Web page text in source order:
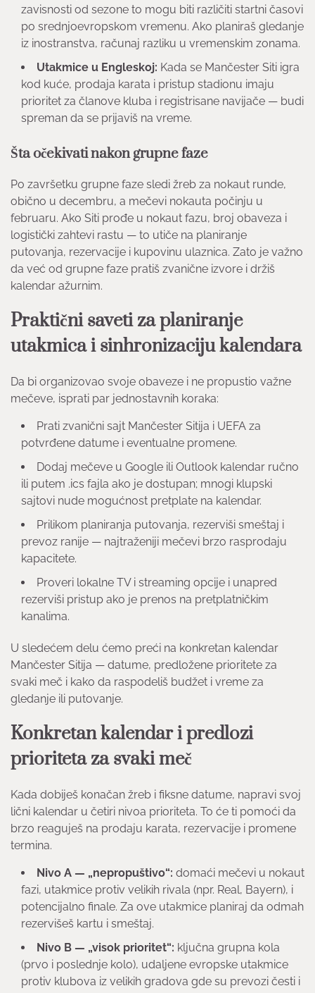
zavisnosti od sezone to mogu biti različiti startni časovi
po srednjoevropskom vremenu. Ako planiraš gledanje
iz inostranstva, računaj razliku u vremenskim zonama.
Utakmice u Engleskoj: Kada se Mančester Siti igra
kod kuće, prodaja karata i pristup stadionu imaju
prioritet za članove kluba i registrisane navijače — budi
spreman da se prijaviš na vreme.
Šta očekivati nakon grupne faze
Po završetku grupne faze sledi žreb za nokaut runde,
obično u decembru, a mečevi nokauta počinju u
februaru. Ako Siti prođe u nokaut fazu, broj obaveza i
logistički zahtevi rastu — to utiče na planiranje
putovanja, rezervacije i kupovinu ulaznica. Zato je važno
da već od grupne faze pratiš zvanične izvore i držiš
kalendar ažurnim.
Praktični saveti za planiranje
utakmica i sinhronizaciju kalendara
Da bi organizovao svoje obaveze i ne propustio važne
mečeve, isprati par jednostavnih koraka:
Prati zvanični sajt Mančester Sitija i UEFA za
potvrđene datume i eventualne promene.
Dodaj mečeve u Google ili Outlook kalendar ručno
ili putem .ics fajla ako je dostupan; mnogi klupski
sajtovi nude mogućnost pretplate na kalendar.
Prilikom planiranja putovanja, rezerviši smeštaj i
prevoz ranije — najtraženiji mečevi brzo rasprodaju
kapacitete.
Proveri lokalne TV i streaming opcije i unapred
rezerviši pristup ako je prenos na pretplatničkim
kanalima.
U sledećem delu ćemo preći na konkretan kalendar
Mančester Sitija — datume, predložene prioritete za
svaki meč i kako da raspodeliš budžet i vreme za
gledanje ili putovanje.
Konkretan kalendar i predlozi
prioriteta za svaki meč
Kada dobiješ konačan žreb i fiksne datume, napravi svoj
lični kalendar u četiri nivoa prioriteta. To će ti pomoći da
brzo reaguješ na prodaju karata, rezervacije i promene
termina.
Nivo A — „nepropuštivo“: domaći mečevi u nokaut
fazi, utakmice protiv velikih rivala (npr. Real, Bayern), i
potencijalno finale. Za ove utakmice planiraj da odmah
rezervišeš kartu i smeštaj.
Nivo B — „visok prioritet“: ključna grupna kola
(prvo i poslednje kolo), udaljene evropske utakmice
protiv klubova iz velikih gradova gde su prevozi česti i